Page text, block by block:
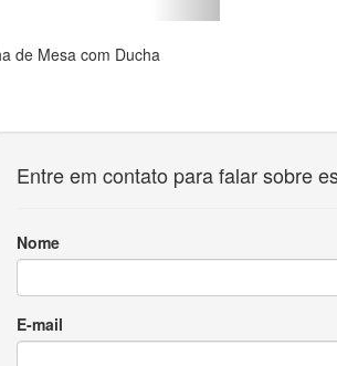
de Mesa com Ducha
Entre em contato para falar sobre
Nome
E-mail